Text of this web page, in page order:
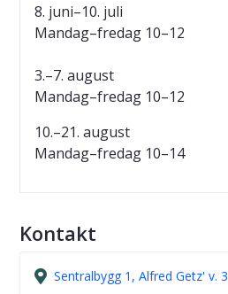
8. juni–10. juli
Mandag–fredag 10–12
3.–7. august
Mandag–fredag 10–12
10.–21. august
Mandag–fredag 10–14
Kontakt
Sentralbygg 1, Alfred Getz' v. 3